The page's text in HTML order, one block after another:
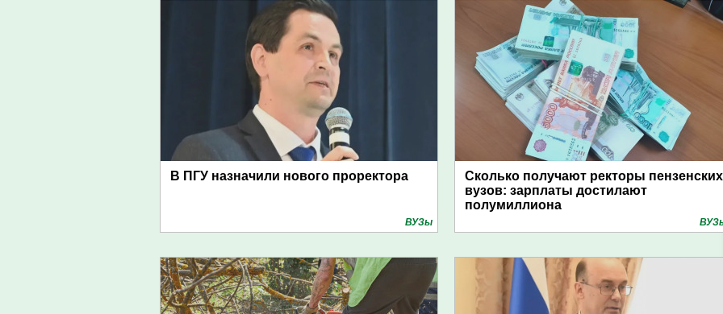
В ПГУ назначили нового проректора
ВУЗы
Сколько получают ректоры пензенских
вузов: зарплаты достилают
полумиллиона